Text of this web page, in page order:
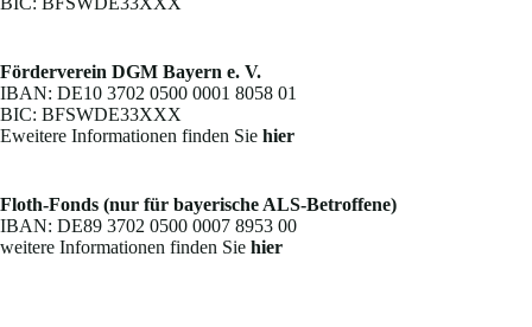
Förderverein DGM Bayern e. V.
IBAN: DE10 3702 0500 0001 8058 01
BIC: BFSWDE33XXX
Eweitere Informationen finden Sie hier
Floth-Fonds (nur für bayerische ALS-Betroffene)
IBAN: DE89 3702 0500 0007 8953 00
weitere Informationen finden Sie hier